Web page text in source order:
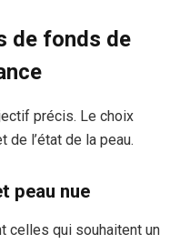
de fonds de
précis. Le choix
de l’état de la peau.
peau nue
celles qui souhaitent un